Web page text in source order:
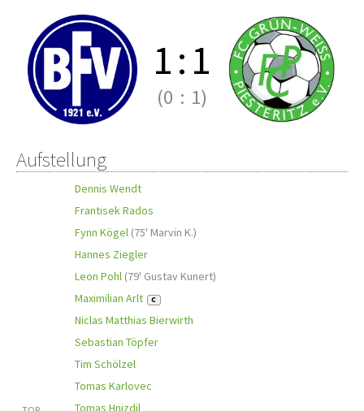
1:1
(0 : 1)
Aufstellung
Dennis Wendt
Frantisek Rados
Fynn Kögel (75' Marvin K.)
Hannes Ziegler
Leon Pohl (79' Gustav Kunert)
Maximilian Arlt
C
Niclas Matthias Bierwirth
Sebastian Töpfer
Tim Schölzel
Tomas Karlovec
Tomas Hnizdil